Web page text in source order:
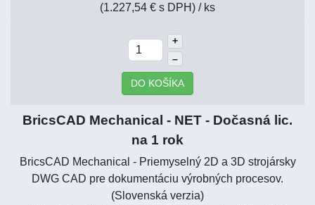
(1.227,54 € s DPH) / ks
+
–
DO KOŠÍKA
BricsCAD Mechanical - NET - Dočasná lic.
na 1 rok
BricsCAD Mechanical - Priemyselný 2D a 3D strojársky
DWG CAD pre dokumentáciu výrobných procesov.
(Slovenská verzia)